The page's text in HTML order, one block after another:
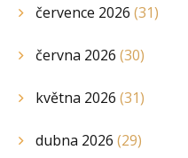
července 2026 (31)
června 2026 (30)
května 2026 (31)
dubna 2026 (29)